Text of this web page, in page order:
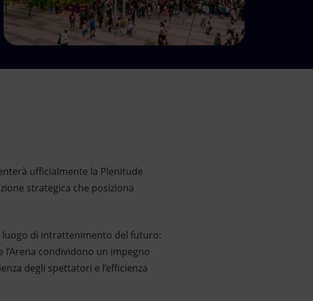
ufficialmente la Plenitude
strategica che posiziona
luogo di intrattenimento del futuro:
condividono un impegno
degli spettatori e l’efficienza